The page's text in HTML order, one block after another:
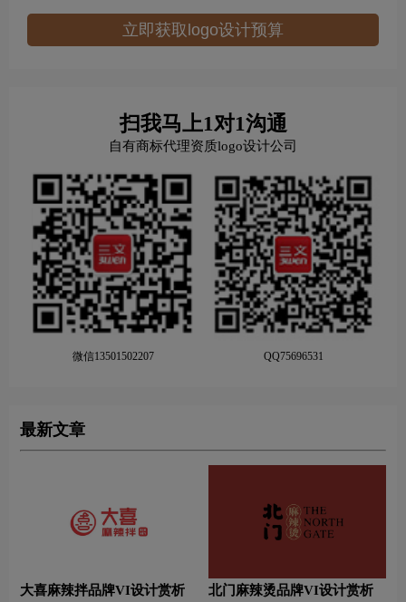
立即获取logo设计预算
扫我马上1对1沟通
自有商标代理资质logo设计公司
微信13501502207 QQ75696531
最新文章
大喜麻辣拌品牌VI设计赏析 北门麻辣烫品牌VI设计赏析